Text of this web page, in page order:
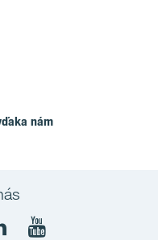
nám